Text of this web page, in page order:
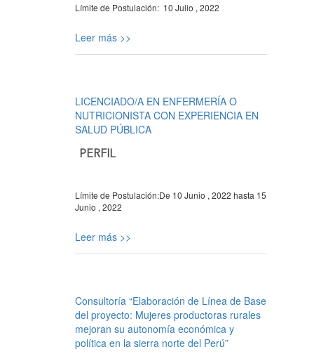
Límite de Postulación: 10 Julio , 2022
Leer más >>
LICENCIADO/A EN ENFERMERÍA O
NUTRICIONISTA CON EXPERIENCIA EN
SALUD PÚBLICA
PERFIL
Límite de Postulación:De 10 Junio , 2022 hasta 15
Junio , 2022
Leer más >>
Consultoría “Elaboración de Línea de Base
del proyecto: Mujeres productoras rurales
mejoran su autonomía económica y
política en la sierra norte del Perú”